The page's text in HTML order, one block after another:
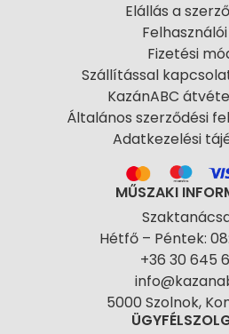
Elállás a
Fizetési
Szállítással
KazánABC
Általános szerződési
Adatkezelési
MŰSZAKI
Hétfő – Péntek:
+36 30 645
5000 Szolnok,